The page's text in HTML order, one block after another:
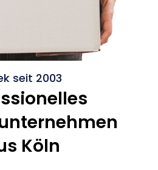
seit 2003
Köln